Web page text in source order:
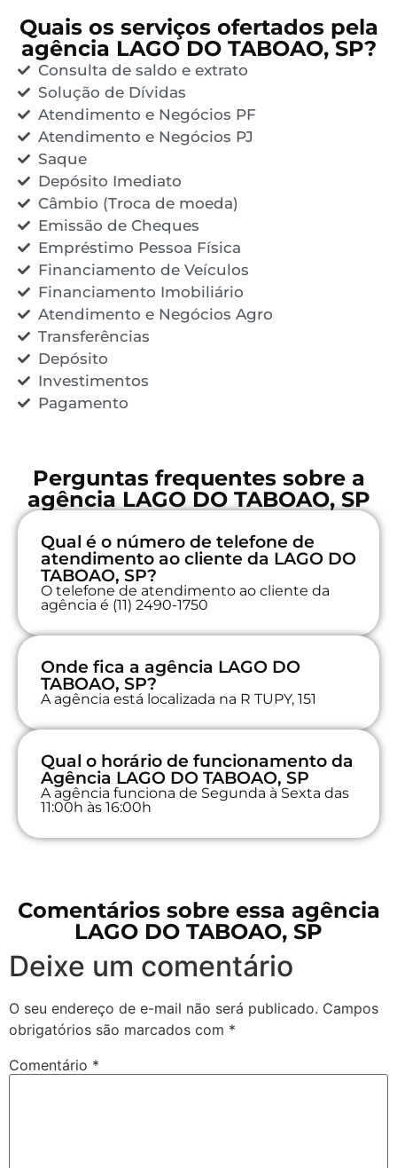
Quais os serviços ofertados pela
agência LAGO DO TABOAO, SP?
Consulta de saldo e extrato
Solução de Dívidas
Atendimento e Negócios PF
Atendimento e Negócios PJ
Saque
Depósito Imediato
Câmbio (Troca de moeda)
Emissão de Cheques
Empréstimo Pessoa Física
Financiamento de Veículos
Financiamento Imobiliário
Atendimento e Negócios Agro
Transferências
Depósito
Investimentos
Pagamento
Perguntas frequentes sobre a
agência LAGO DO TABOAO, SP
Qual é o número de telefone de
atendimento ao cliente da LAGO DO
TABOAO, SP?
O telefone de atendimento ao cliente da
agência é (11) 2490-1750
Onde fica a agência LAGO DO
TABOAO, SP?
A agência está localizada na R TUPY, 151
Qual o horário de funcionamento da
Agência LAGO DO TABOAO, SP
A agência funciona de Segunda à Sexta das
11:00h às 16:00h
Comentários sobre essa agência
LAGO DO TABOAO, SP
Deixe um comentário
O seu endereço de e-mail não será publicado. Campos
obrigatórios são marcados com *
Comentário *